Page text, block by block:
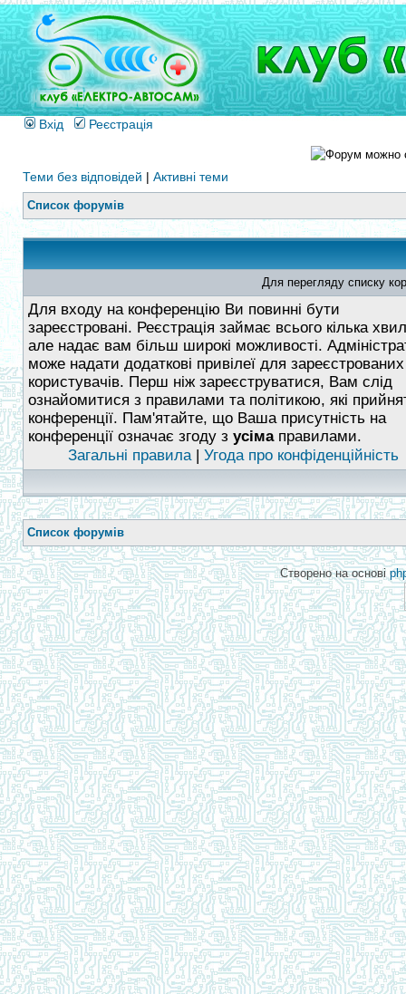
Вхід Реєстрація
Теми без відповідей | Активні теми
Список форумів
Для перегляду списку
Для входу на конференцію Ви повинні бути
зареєстровані. Реєстрація займає всього кілька
але надає вам більш широкі можливості.
може надати додаткові привілеї для зареєстрованих
користувачів. Перш ніж зареєструватися, Вам слід
ознайомитися з правилами та політикою, які
конференції. Пам'ятайте, що Ваша присутність на
конференції означає згоду з усімаправилами.
Загальні правила| Угода про конфіденційність
Список форумів
Створено на основі